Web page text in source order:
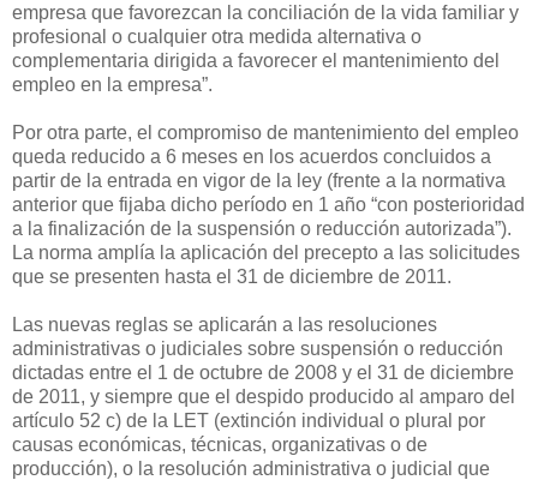
empresa que favorezcan la conciliación de la vida familiar y
profesional o cualquier otra medida alternativa o
complementaria dirigida a favorecer el mantenimiento del
empleo en la empresa”.
Por otra parte, el compromiso de mantenimiento del empleo
queda reducido a 6 meses en los acuerdos concluidos a
partir de la entrada en vigor de la ley (frente a la normativa
anterior que fijaba dicho período en 1 año “con posterioridad
a la finalización de la suspensión o reducción autorizada”).
La norma amplía la aplicación del precepto a las solicitudes
que se presenten hasta el 31 de diciembre de 2011.
Las nuevas reglas se aplicarán a las resoluciones
administrativas o judiciales sobre suspensión o reducción
dictadas entre el 1 de octubre de 2008 y el 31 de diciembre
de 2011, y siempre que el despido producido al amparo del
artículo 52 c) de la LET (extinción individual o plural por
causas económicas, técnicas, organizativas o de
producción), o la resolución administrativa o judicial que